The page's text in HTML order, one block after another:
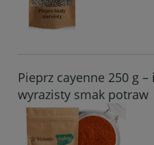
Pieprz cayenne 250 g
wyrazisty smak potraw